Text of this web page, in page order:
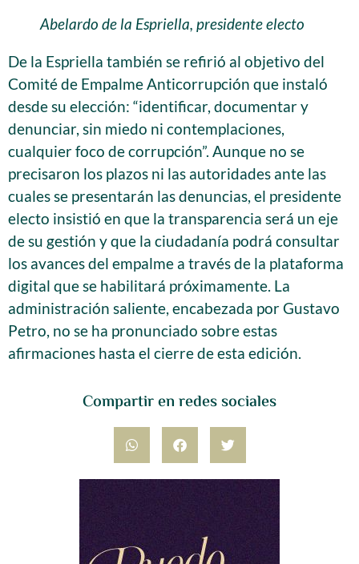
Compartir en redes sociales
Abelardo de la Espriella, presidente electo
De la Espriella también se refirió al objetivo del
Comité de Empalme Anticorrupción que instaló
desde su elección: “identificar, documentar y
denunciar, sin miedo ni contemplaciones,
cualquier foco de corrupción”. Aunque no se
precisaron los plazos ni las autoridades ante las
cuales se presentarán las denuncias, el presidente
electo insistió en que la transparencia será un eje
de su gestión y que la ciudadanía podrá consultar
los avances del empalme a través de la plataforma
digital que se habilitará próximamente. La
administración saliente, encabezada por Gustavo
Petro, no se ha pronunciado sobre estas
afirmaciones hasta el cierre de esta edición.